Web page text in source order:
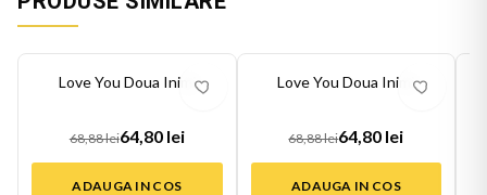
Love You Doua Inimi
68,88 lei64,80 lei
ADAUGA IN COS
Love You Doua Inimi
68,88 lei64,80 lei
ADAUGA IN COS